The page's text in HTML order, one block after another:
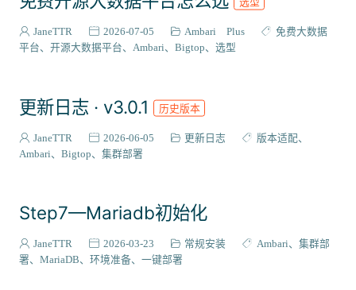
RPM 国产化适配 Flink 源码解析
Bigtop-select Ubuntu WebApp OpenAPI 监控运维
DolphinScheduler Doris Hudi
Superset Sqoop MySQL Ambari-Infra JanusGraph
JaneTTR 2026-07-05 Ambari Plus
免费大数据
平台
开源大数据平台 Ambari Bigtop 选型
更新日志 · v3.0.1 历史版本
JaneTTR 2026-06-05 更新日志
版本适配
Ambari
Bigtop 集群部署
Step7—Mariadb初始化
JaneTTR 2026-03-23 常规安装 Ambari
集群部
署
MariaDB 环境准备 一键部署